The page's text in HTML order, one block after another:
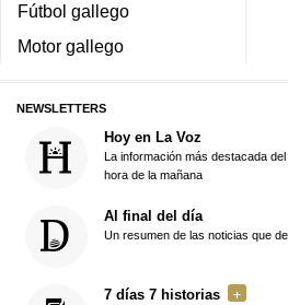
Fútbol gallego
Motor gallego
NEWSLETTERS
Hoy en La Voz
La información más destacada
hora de la mañana
Al final del día
Un resumen de las noticias que
7 días 7 historias